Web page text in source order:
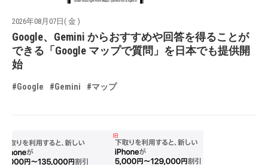
2026年08月07日( 金 )
Google、Gemini からおすすめや回答を得ることが
できる「Google マップで質問」を日本でも提供開
始
#Google #Gemini #マップ